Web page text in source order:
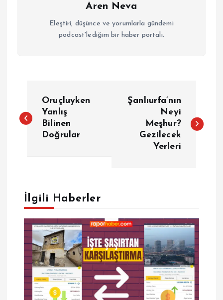
Aren Neva
Eleştiri, düşünce ve yorumlarla gündemi
podcast'lediğim bir haber portalı.
a
g
e
z
n
Oruçluyken
Yanlış
Bilinen
Doğrular
Şanlıurfa’nın
Neyi
Meşhur?
Gezilecek
Yerleri
İlgili Haberler